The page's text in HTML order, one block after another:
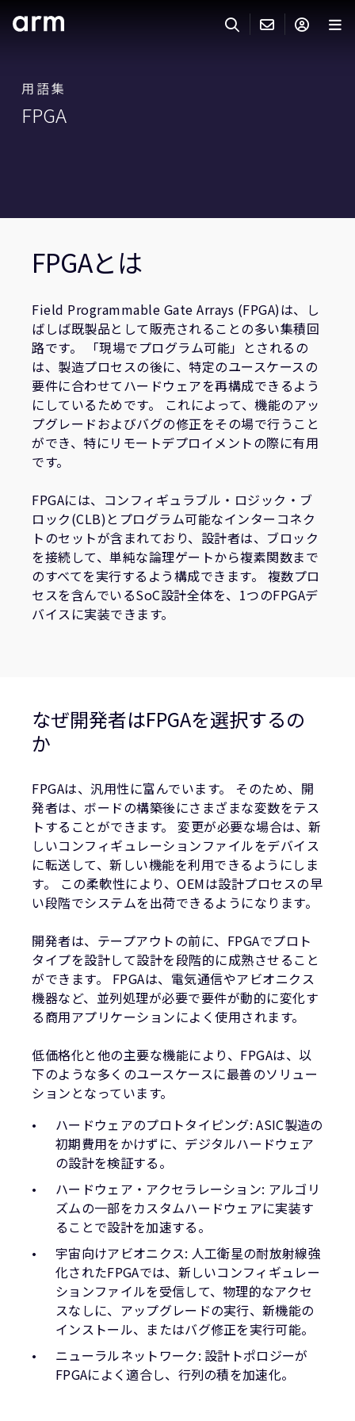
Skip to Footer
サポート
企業様向けFlexible Access
その他のお問い合わせ
Arm Integrity Helpline
教育関連
報道関連
人材採用
研究連携
ウェブサイト
IR関連
グローバル本社
110 Fulbourn Road
Cambridge, UK
CB1 9NJ
Tel: + 44(1223) 400 400 [main reception]
Fax: + 44(1223) 400 410
Armアカウント
製品
開発
サポート&トレーニング
企業情報
用語集
FPGA
FPGAとは
Field Programmable Gate Arrays (FPGA)は、し
ばしば既製品として販売されることの多い集積回
路です。 「現場でプログラム可能」とされるの
は、製造プロセスの後に、特定のユースケースの
要件に合わせてハードウェアを再構成できるよう
にしているためです。 これによって、機能のアッ
プグレードおよびバグの修正をその場で行うこと
ができ、特にリモートデプロイメントの際に有用
です。
FPGAには、コンフィギュラブル・ロジック・ブ
ロック(CLB)とプログラム可能なインターコネク
トのセットが含まれており、設計者は、ブロック
を接続して、単純な論理ゲートから複素関数まで
のすべてを実行するよう構成できます。 複数プロ
セスを含んでいるSoC設計全体を、1つのFPGAデ
バイスに実装できます。
なぜ開発者はFPGAを選択するの
か
FPGAは、汎用性に富んでいます。 そのため、開
発者は、ボードの構築後にさまざまな変数をテス
トすることができます。 変更が必要な場合は、新
しいコンフィギュレーションファイルをデバイス
に転送して、新しい機能を利用できるようにしま
す。 この柔軟性により、OEMは設計プロセスの早
い段階でシステムを出荷できるようになります。
開発者は、テープアウトの前に、FPGAでプロト
タイプを設計して設計を段階的に成熟させること
ができます。 FPGAは、電気通信やアビオニクス
機器など、並列処理が必要で要件が動的に変化す
る商用アプリケーションによく使用されます。
低価格化と他の主要な機能により、FPGAは、以
下のような多くのユースケースに最善のソリュー
ションとなっています。
ハードウェアのプロトタイピング: ASIC製造の
初期費用をかけずに、デジタルハードウェア
の設計を検証する。
ハードウェア・アクセラレーション: アルゴリ
ズムの一部をカスタムハードウェアに実装す
ることで設計を加速する。
宇宙向けアビオニクス: 人工衛星の耐放射線強
化されたFPGAでは、新しいコンフィギュレー
ションファイルを受信して、物理的なアクセ
スなしに、アップグレードの実行、新機能の
インストール、またはバグ修正を実行可能。
ニューラルネットワーク: 設計トポロジーが
FPGAによく適合し、行列の積を加速化。